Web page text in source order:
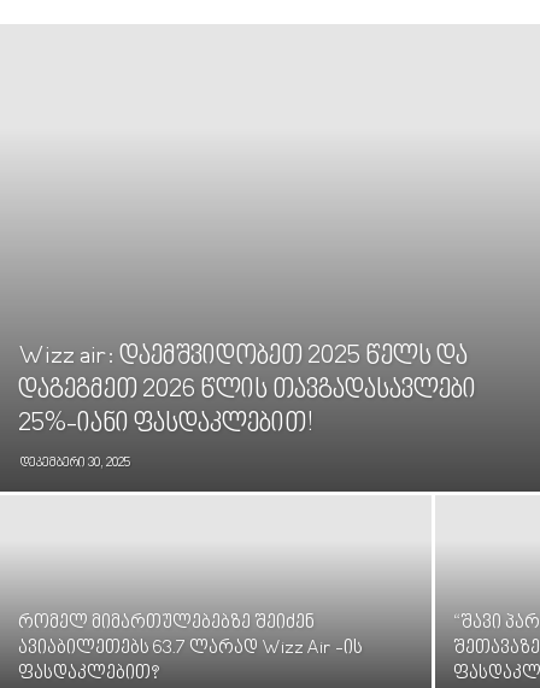
Wizz air: დაემშვიდობეთ 2025 წელს და
დაგეგმეთ 2026 წლის თავგადასავლები
25%-იანი ფასდაკლებით!
დეკემბერი 30, 2025
რომელ მიმართულებებზე შეიძენ
ავიაბილეთებს 63.7 ლარად Wizz Air -ის
ფასდაკლებით?
“შავი